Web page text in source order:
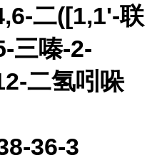
二([1,1'-联
三嗪-2-
二氢吲哚
36-3